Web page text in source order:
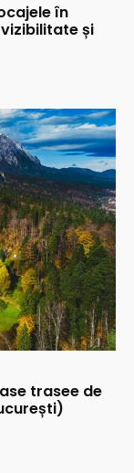
în
și
trasee de